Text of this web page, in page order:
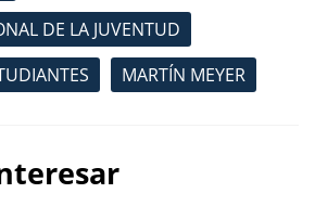
DE LA JUVENTUD
MARTÍN MEYER